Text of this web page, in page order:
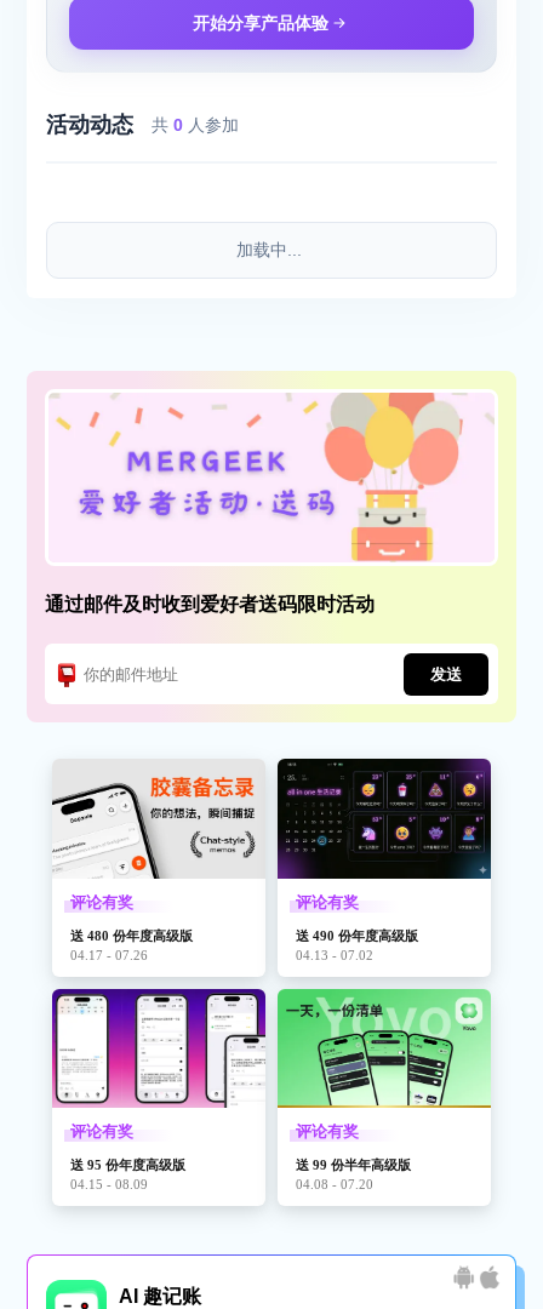
开始分享产品体验
活动动态 共0 人参加
加载中...
通过邮件及时收到爱好者送码限时活动
发送
评论有奖
送 480 份年度高级版
04.17 - 07.26
评论有奖
送 490 份年度高级版
04.13 - 07.02
评论有奖
送 95 份年度高级版
04.15 - 08.09
评论有奖
送 99 份半年高级版
04.08 - 07.20
AI 趣记账